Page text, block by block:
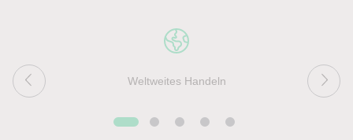
Weltweites Handeln